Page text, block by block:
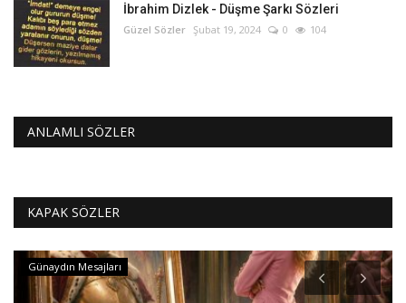
İbrahim Dizlek - Düşme Şarkı Sözleri
Güzel Sözler Şubat 19, 2024 0 104
ANLAMLI SÖZLER
KAPAK SÖZLER
Günaydın Mesajları